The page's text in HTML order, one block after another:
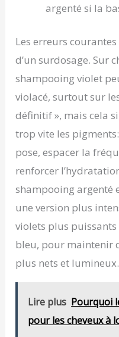
argenté si la
Les erreurs
d’un surdosage. Sur
shampooing violet
violacé, surtout sur
définitif », mais cela
trop vite les
pose, espacer la
renforcer
shampooing argenté
une version plus
violets plus
bleu, pour maintenir
plus nets et lumineux.
Lire plus Pourquoi
pour les cheveux à